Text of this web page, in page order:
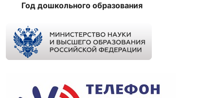
Год дошкольного образования